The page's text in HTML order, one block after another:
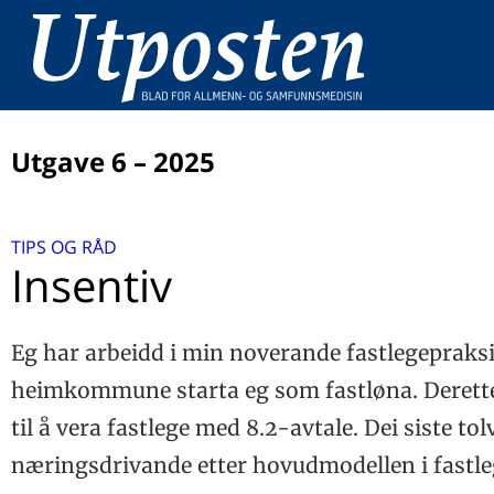
Utgave 6 – 2025
Klimakrisen – en perfekt moralsk storm
Allmennmedisinsk forskning og alt som er gammalt
LEGEMIDLER
Føringer for forskrivning av benzodiazepiner i Norge
Danmark
MedicinRådgivningen
Historien om Fælles Medicinkort
Fælles Medicinkort – erfaringer fra Danmark
Helsesekretær som ressurs ved nedtrapping av
KUPP-KAMPANJER
Hva er KUPP?
GLOBAL OPPVARMING
Klimakrisen – en helsekrise i sakte film
DOKTORGRAD
Et verktøy for bedre samtaler i allmennpraksis
TIPS OG RÅD
Insentiv
Eg har arbeidd i min noverande
heimkommune starta eg som fastløna.
til å vera fastlege med 8.2-avtale. Dei siste
næringsdrivande etter hovudmodellen i